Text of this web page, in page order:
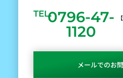
TEL.0796-47-
1120
メールでのお